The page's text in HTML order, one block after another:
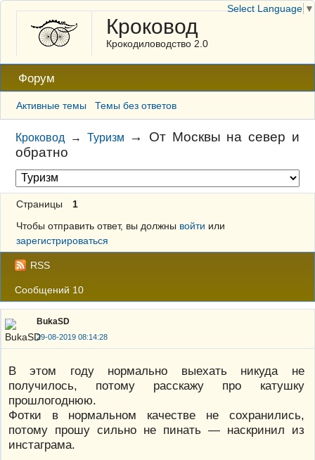
Кроковод
Крокодиловодство 2.0
Форум
Активные темы Темы без ответов
Кроковод → Туризм → От Москвы на север и
обратно
Страницы
1
Чтобы отправить ответ, вы должны войти или
зарегистрироваться
RSS
Сообщений 10
BukaSD
29-08-2019 08:14:28
В этом году нормально выехать никуда не
получилось, потому расскажу про катушку
прошлогоднюю.
Фотки в нормальном качестве не сохранились,
потому прошу сильно не пинать — наскринил из
инстаграма.
Select Language ▼